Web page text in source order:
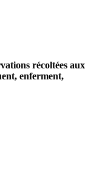
récoltées aux
enferment,